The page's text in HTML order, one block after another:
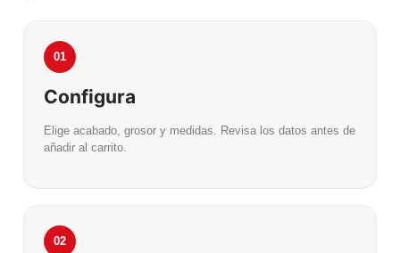
01
Configura
Elige acabado, grosor y medidas. Revisa los datos antes de
añadir al carrito.
02